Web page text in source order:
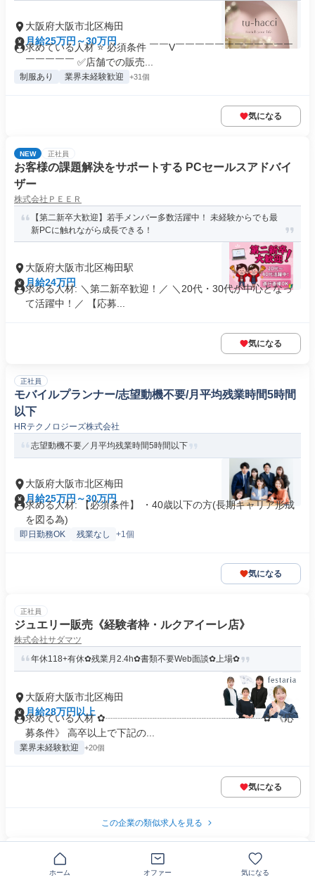
大阪府大阪市北区梅田
月給25万円～30万円
求めている人材 ⭐ 必須条件 ￣￣V￣￣￣￣￣￣￣￣￣￣￣￣
￣￣￣￣￣ ✅店舗での販売...
制服あり 業界未経験歓迎 +31個
気になる
NEW 正社員
お客様の課題解決をサポートする PCセールスアドバイ
ザー
株式会社ＰＥＥＲ
【第二新卒大歓迎】若手メンバー多数活躍中！ 未経験からでも最
新PCに触れながら成長できる！
大阪府大阪市北区梅田駅
月給24万円
求める人材: ＼第二新卒歓迎！／ ＼20代・30代が中心となっ
て活躍中！／ 【応募...
気になる
正社員
モバイルプランナー/志望動機不要/月平均残業時間5時間
以下
HRテクノロジーズ株式会社
志望動機不要／月平均残業時間5時間以下
大阪府大阪市北区梅田
月給25万円～30万円
求める人材: 【必須条件】 ・40歳以下の方(長期キャリア形成
を図る為)
即日勤務OK 残業なし +1個
気になる
正社員
ジュエリー販売《経験者枠・ルクアイーレ店》
株式会社サダマツ
年休118+有休✿残業月2.4h✿書類不要Web面談✿上場✿
大阪府大阪市北区梅田
月給28万円以上
求めている人材 ✿┈┈┈┈┈┈┈┈┈┈┈┈┈┈┈┈✿ 《応
募条件》 高卒以上で下記の...
業界未経験歓迎 +20個
気になる
この企業の類似求人を見る
DOUBLESTANDARDCLOTHINGのアパレル販売員
ホーム オファー 気になる